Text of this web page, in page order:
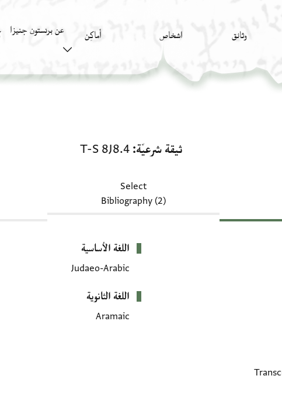
وثائق اشخاص أَماكِن عن برنستون جنيزا
ثيقة شرعيّة T-S 8J8.4
Select
Bibliography (2)
اللغة الأساسية
Judaeo-Arabic
اللغة الثانوية
Aramaic